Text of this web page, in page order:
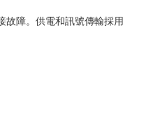
故障。供電和訊號傳輸採用